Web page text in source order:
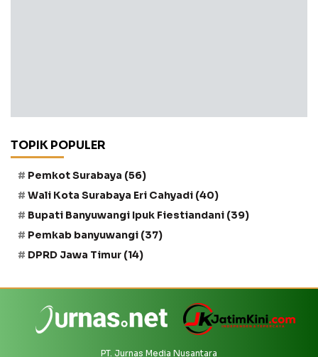
TOPIK POPULER
Pemkot Surabaya (56)
Wali Kota Surabaya Eri Cahyadi (40)
Bupati Banyuwangi Ipuk Fiestiandani (39)
Pemkab banyuwangi (37)
DPRD Jawa Timur (14)
PT. Jurnas Media Nusantara